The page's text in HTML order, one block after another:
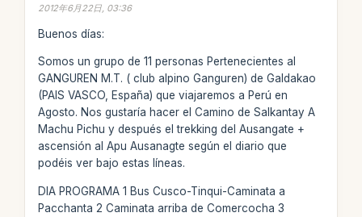
2012年6月22日, 03:36
Buenos días:
Somos un grupo de 11 personas Pertenecientes al
GANGUREN M.T. ( club alpino Ganguren) de Galdakao
(PAIS VASCO, España) que viajaremos a Perú en
Agosto. Nos gustaría hacer el Camino de Salkantay A
Machu Pichu y después el trekking del Ausangate +
ascensión al Apu Ausanagte según el diario que
podéis ver bajo estas líneas.
DIA PROGRAMA 1 Bus Cusco-Tinqui-Caminata a
Pacchanta 2 Caminata arriba de Comercocha 3